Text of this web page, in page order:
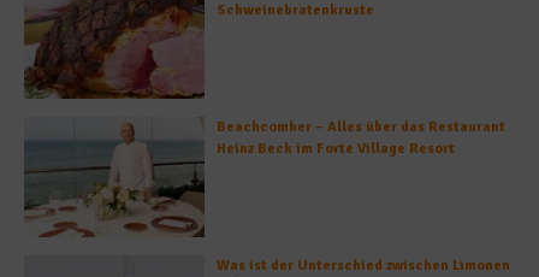
Schweinebratenkruste
Beachcomber – Alles über das Restaurant
Heinz Beck im Forte Village Resort
Was ist der Unterschied zwischen Limonen